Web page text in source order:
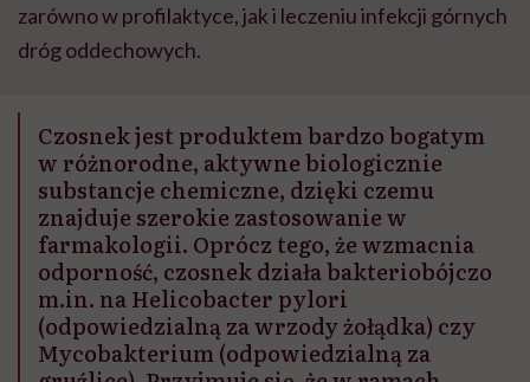
zarówno w profilaktyce, jak i leczeniu infekcji górnych
dróg oddechowych.
Czosnek jest produktem bardzo bogatym
w różnorodne, aktywne biologicznie
substancje chemiczne, dzięki czemu
znajduje szerokie zastosowanie w
farmakologii. Oprócz tego, że wzmacnia
odporność, czosnek działa bakteriobójczo
m.in. na Helicobacter pylori
(odpowiedzialną za wrzody żołądka) czy
Mycobakterium (odpowiedzialną za